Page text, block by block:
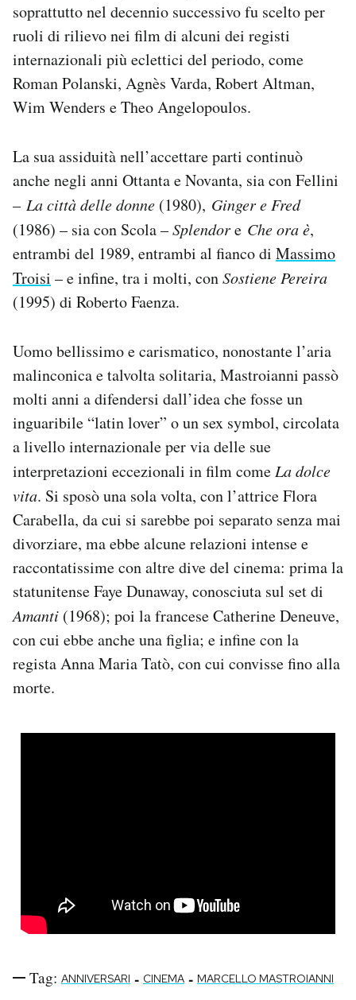
soprattutto nel decennio successivo fu scelto per
ruoli di rilievo nei film di alcuni dei registi
internazionali più eclettici del periodo, come
Roman Polanski, Agnès Varda, Robert Altman,
Wim Wenders e Theo Angelopoulos.
La sua assiduità nell’accettare parti continuò
anche negli anni Ottanta e Novanta, sia con Fellini
– La città delle donne (1980), Ginger e Fred
(1986) – sia con Scola –Splendore Che ora è,
entrambi del 1989, entrambi al fianco di Massimo
Troisi – e infine, tra i molti, conSostiene Pereira
(1995) di Roberto Faenza.
Uomo bellissimo e carismatico, nonostante l’aria
malinconica e talvolta solitaria, Mastroianni passò
molti anni a difendersi dall’idea che fosse un
inguaribile “latin lover” o un sex symbol, circolata
a livello internazionale per via delle sue
interpretazioni eccezionali in film comeLa dolce
vita. Si sposò una sola volta, con l’attrice Flora
Carabella, da cui si sarebbe poi separato senza mai
divorziare, ma ebbe alcune relazioni intense e
raccontatissime con altre dive del cinema: prima la
statunitense Faye Dunaway, conosciuta sul set di
Amanti (1968); poi la francese Catherine Deneuve,
con cui ebbe anche una figlia; e infine con la
regista Anna Maria Tatò, con cui convisse fino alla
morte.
Tag: ANNIVERSARI - CINEMA - MARCELLO MASTROIANNI